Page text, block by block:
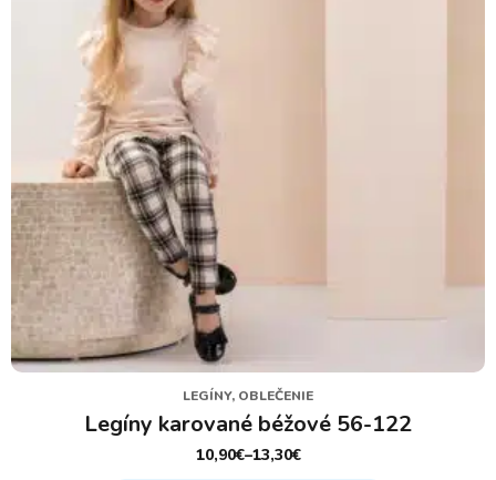
vybrať
na
stránke
produktu.
LEGÍNY, OBLEČENIE
Legíny karované béžové 56-122
10,90€–13,30€
PRICE